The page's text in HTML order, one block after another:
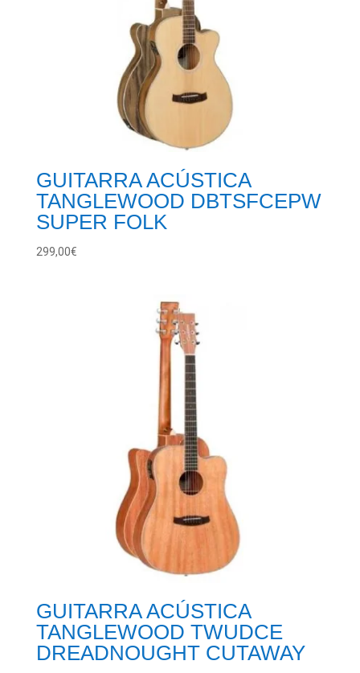
GUITARRA ACÚSTICA
TANGLEWOOD DBTSFCEPW
SUPER FOLK
299,00€
GUITARRA ACÚSTICA
TANGLEWOOD TWUDCE
DREADNOUGHT CUTAWAY